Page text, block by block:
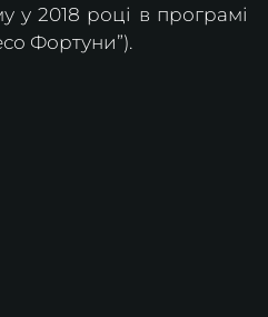
у 2018 році в програмі
Фортуни”).